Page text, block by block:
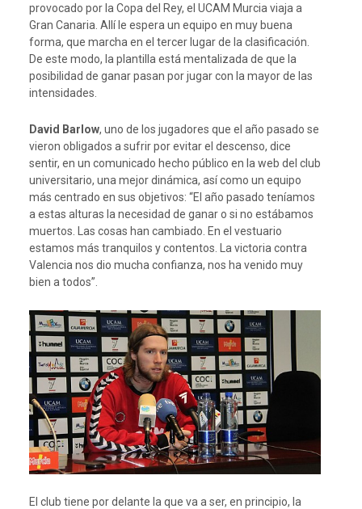
provocado por la Copa del Rey, el UCAM Murcia viaja a
Gran Canaria. Allí le espera un equipo en muy buena
forma, que marcha en el tercer lugar de la clasificación.
De este modo, la plantilla está mentalizada de que la
posibilidad de ganar pasan por jugar con la mayor de las
intensidades.
David Barlow, uno de los jugadores que el año pasado se
vieron obligados a sufrir por evitar el descenso, dice
sentir, en un comunicado hecho público en la web del club
universitario, una mejor dinámica, así como un equipo
más centrado en sus objetivos: “El año pasado teníamos
a estas alturas la necesidad de ganar o si no estábamos
muertos. Las cosas han cambiado. En el vestuario
estamos más tranquilos y contentos. La victoria contra
Valencia nos dio mucha confianza, nos ha venido muy
bien a todos”.
El club tiene por delante la que va a ser, en principio, la